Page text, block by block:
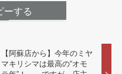
ーする
【阿蘇店から】今年のミヤ
マキリシマは最高の“オモ